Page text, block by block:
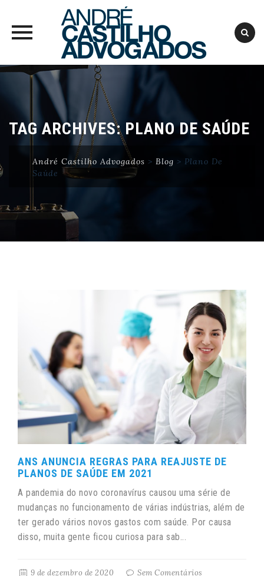
Skip
TAG ARCHIVES: PLANO DE SAÚDE
André Castilho Advogados > Blog > Plano De
Saúde
ANS ANUNCIA REGRAS PARA REAJUSTE DE
PLANOS DE SAÚDE EM 2021
A pandemia do novo coronavírus causou uma série de
mudanças no funcionamento de várias indústrias, além de
ter gerado vários novos gastos com saúde. Por causa
disso, muita gente ficou curiosa para sab...
9 de dezembro de 2020 Sem Comentários